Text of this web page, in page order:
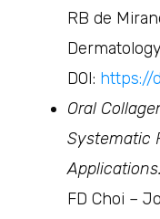
RB de
DOI: https://
Oral
Systematic
Applications.
FD Choi –